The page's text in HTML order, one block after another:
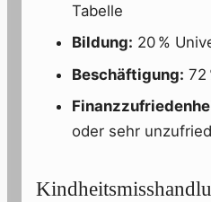
Tabelle
Bildung: 20 %
Beschäftigung: 72
oder sehr